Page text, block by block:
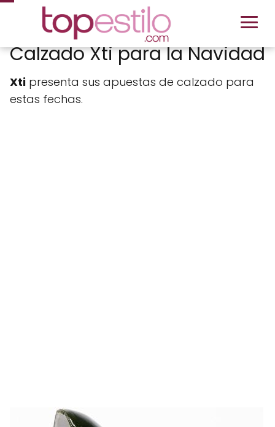
Calzado Xti para la Navidad
Xti presenta sus apuestas de calzado para
estas fechas.